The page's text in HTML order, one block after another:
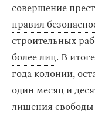
совершение
правил
строительных
более лиц. В
года колонии,
один месяц и
лишения свободы